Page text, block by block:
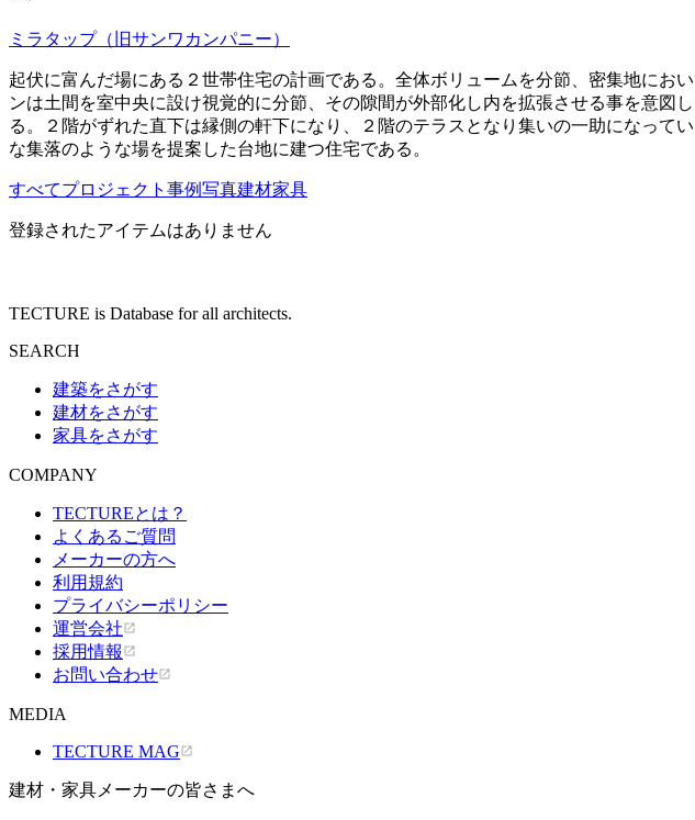
ミラタップ（旧サンワカンパニー）
起伏に富んだ場にある２世帯住宅の計画である。全体ボリュームを分節、密集地に
ンは土間を室中央に設け視覚的に分節、その隙間が外部化し内を拡張させる事を意
る。２階がずれた直下は縁側の軒下になり、２階のテラスとなり集いの一助になっ
な集落のような場を提案した台地に建つ住宅である。
すべてプロジェクト 事例写真建材家具
登録されたアイテムはありません
TECTURE is Database for all architects.
SEARCH
建築をさがす
建材をさがす
家具をさがす
COMPANY
TECTUREとは？
よくあるご質問
メーカーの方へ
利用規約
プライバシーポリシー
運営会社
採用情報
お問い合わせ
MEDIA
TECTURE MAG
建材・家具メーカーの皆さまへ